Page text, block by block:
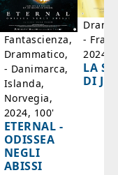
Fantascienza,
Drammatico,
- Danimarca,
Islanda,
Norvegia,
2024, 100'
ETERNAL -
ODISSEA
NEGLI
ABISSI
-
2024,
LA
DI